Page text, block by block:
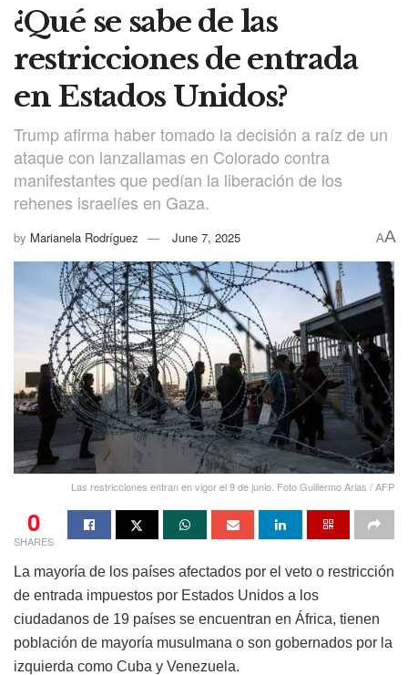
¿Qué se sabe de las
restricciones de entrada
en Estados Unidos?
Trump afirma haber tomado la decisión a raíz de un
ataque con lanzallamas en Colorado contra
manifestantes que pedían la liberación de los
rehenes israelíes en Gaza.
by Marianela Rodríguez June 7, 2025 AA
Las restricciones entran en vigor el 9 de junio. Foto Guillermo Arias / AFP
0
SHARES
La mayoría de los países afectados por el veto o restricción
de entrada impuestos por Estados Unidos a los
ciudadanos de 19 países se encuentran en África, tienen
población de mayoría musulmana o son gobernados por la
izquierda como Cuba y Venezuela.